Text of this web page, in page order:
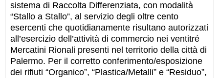
sistema di Raccolta Differenziata, con modalità
“Stallo a Stallo”, al servizio degli oltre cento
esercenti che quotidianamente risultano autorizzati
all’esercizio dell’attività di commercio nei ventitré
Mercatini Rionali presenti nel territorio della città di
Palermo. Per il corretto conferimento/esposizione
dei rifiuti “Organico”, “Plastica/Metalli” e “Residuo”,